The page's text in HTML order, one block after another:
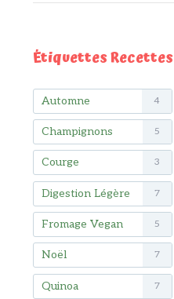
Étiquettes Recettes
Automne 4
Champignons 5
Courge 3
Digestion Légère 7
Fromage Vegan 5
Noël 7
Quinoa 7